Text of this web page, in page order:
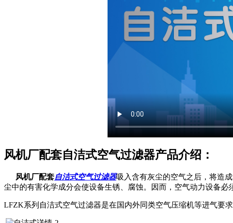
风机厂配套自洁式空气过滤器产品介绍：
风机厂配套自洁式空气过滤器吸入含有灰尘的空气之后，将造
尘中的有害化学成分会使设备生锈、腐蚀。因而，空气动力设备必
LFZK系列自洁式空气过滤器是在国内外同类空气压缩机等进气要